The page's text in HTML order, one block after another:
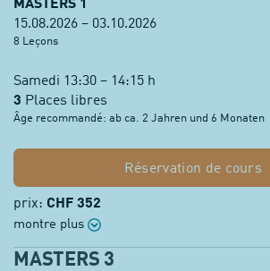
MASTERS 1
15.08.2026 – 03.10.2026
8 Leçons
Samedi 13:30 – 14:15 h
3 Places libres
Âge recommandé: ab ca. 2 Jahren und 6 Monaten
Réservation de cours
prix: CHF 352
montre plus
MASTERS 3